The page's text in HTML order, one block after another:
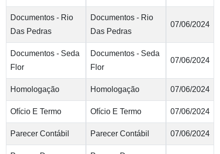
Documentos - Rio
Das Pedras
Documentos - Rio
Das Pedras
07/06/2024
Documentos - Seda
Flor
Documentos - Seda
Flor
07/06/2024
Homologação Homologação 07/06/2024
Ofício E Termo Ofício E Termo 07/06/2024
Parecer Contábil Parecer Contábil 07/06/2024